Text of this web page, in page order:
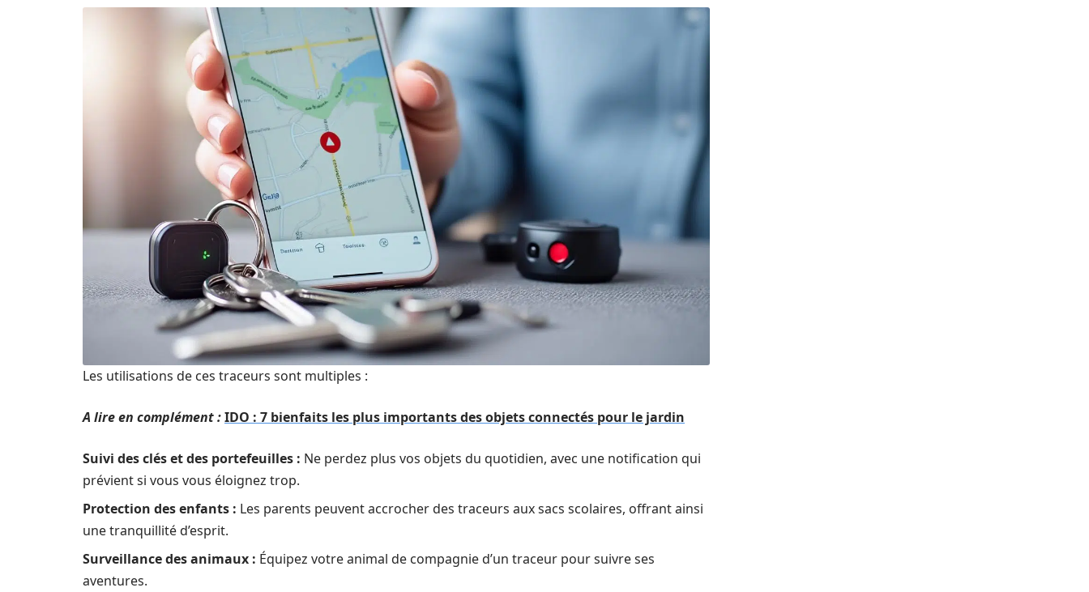
Les utilisations de ces traceurs sont multiples :
A lire en complément :IDO : 7 bienfaits les plus importants des objets connectés pour le jardin
Suivi des clés et des portefeuilles : Ne perdez plus vos objets du quotidien, avec une notification qui
prévient si vous vous éloignez trop.
Protection des enfants : Les parents peuvent accrocher des traceurs aux sacs scolaires, offrant ainsi
une tranquillité d’esprit.
Surveillance des animaux : Équipez votre animal de compagnie d’un traceur pour suivre ses
aventures.